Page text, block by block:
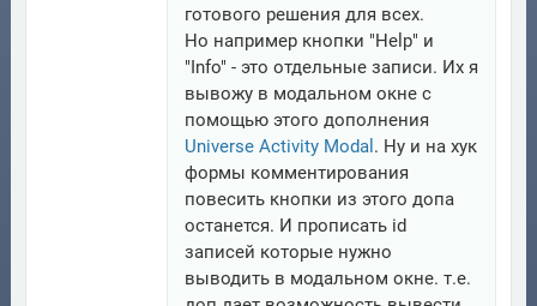
готового решения для всех.
Но например кнопки "Help" и
"Info" - это отдельные записи. Их я
вывожу в модальном окне с
помощью этого дополнения
Universe Activity Modal . Ну и на хук
формы комментирования
повесить кнопки из этого допа
останется. И прописать id
записей которые нужно
выводить в модальном окне. т.е.